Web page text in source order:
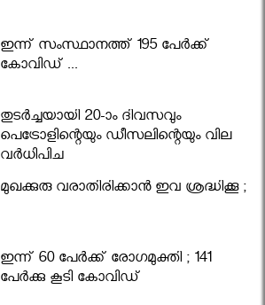
ഇന്ന് സംസ്ഥാനത്ത് 195 പേര്‍ക്ക്
കോവിഡ് ...
തുടർച്ചയായി 20-ാം ദിവസവും
പെട്രോളിന്റെയും ഡീസലിന്റെയും വില
വര്‍ധിപ്പിച്ചു
മുഖക്കുരു വരാതിരിക്കാന്‍ ഇവ ശ്രദ്ധിക്കൂ ;
ഇന്ന് 60 പേർക്ക് രോഗമുക്തി ; 141
പേര്‍ക്കു കൂടി കോവിഡ്